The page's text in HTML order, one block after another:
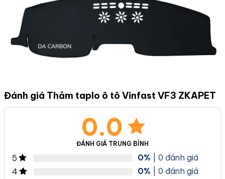
Đánh giá Thảm taplo ô tô Vinfast VF3 ZKAPET
0.0
ĐÁNH GIÁ TRUNG BÌNH
5 0% | 0 đánh giá
4
0% | 0 đánh giá